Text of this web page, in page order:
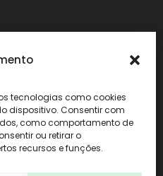
tecnologias como cookies
dispositivo. Consentir com
como comportamento de
ou retirar o
recursos e funções.